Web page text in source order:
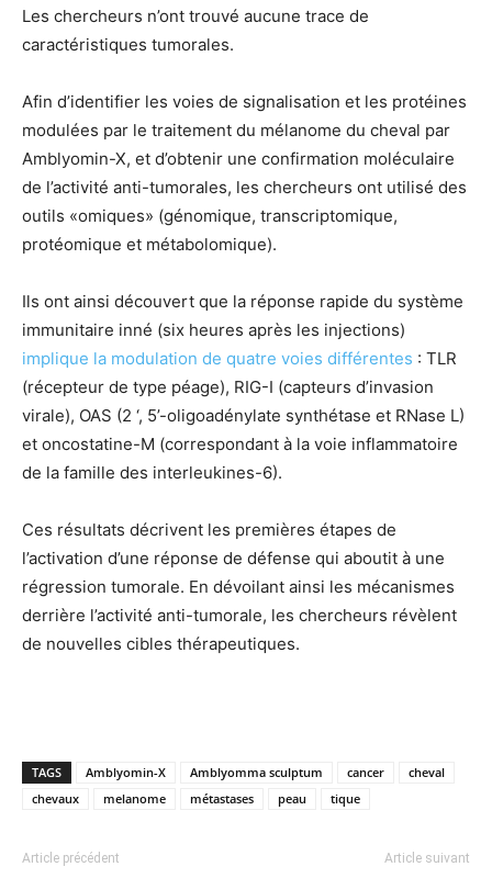
Les chercheurs n’ont trouvé aucune trace de
caractéristiques tumorales.
Afin d’identifier les voies de signalisation et les protéines
modulées par le traitement du mélanome du cheval par
Amblyomin-X, et d’obtenir une confirmation moléculaire
de l’activité anti-tumorales, les chercheurs ont utilisé des
outils «omiques» (génomique, transcriptomique,
protéomique et métabolomique).
Ils ont ainsi découvert que la réponse rapide du système
immunitaire inné (six heures après les injections)
implique la modulation de quatre voies différentes : TLR
(récepteur de type péage), RIG-I (capteurs d’invasion
virale), OAS (2 ‘, 5’-oligoadénylate synthétase et RNase L)
et oncostatine-M (correspondant à la voie inflammatoire
de la famille des interleukines-6).
Ces résultats décrivent les premières étapes de
l’activation d’une réponse de défense qui aboutit à une
régression tumorale. En dévoilant ainsi les mécanismes
derrière l’activité anti-tumorale, les chercheurs révèlent
de nouvelles cibles thérapeutiques.
TAGS Amblyomin-X Amblyomma sculptum cancer
cheval
chevaux
melanome métastases peau tique
Article précédent Article suivant